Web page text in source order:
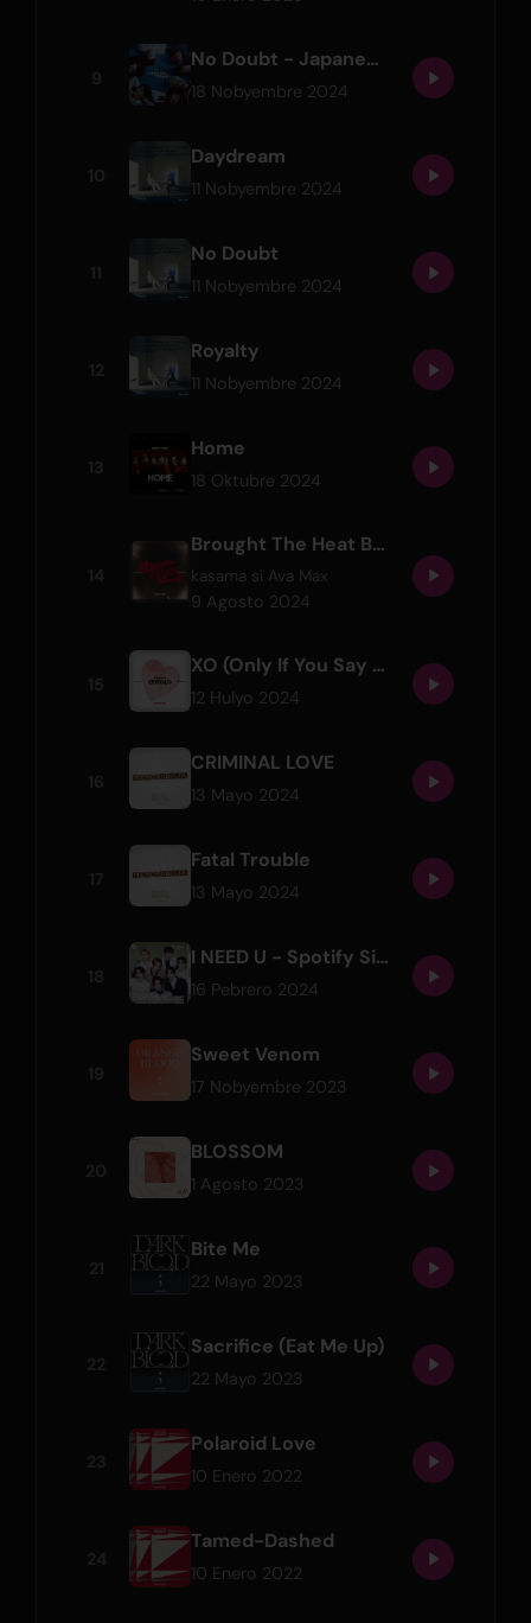
No Doubt - Japanese Ver. / Digital Only
18 Nobyembre 2024
Daydream
11 Nobyembre 2024
No Doubt
11 Nobyembre 2024
Royalty
11 Nobyembre 2024
Home
18 Oktubre 2024
Brought The Heat Back (Feat. Ava Max)
kasama si Ava Max
9 Agosto 2024
XO (Only If You Say Yes)
12 Hulyo 2024
CRIMINAL LOVE
13 Mayo 2024
Fatal Trouble
13 Mayo 2024
I NEED U - Spotify Singles
16 Pebrero 2024
Sweet Venom
17 Nobyembre 2023
BLOSSOM
1 Agosto 2023
Bite Me
22 Mayo 2023
Sacrifice (Eat Me Up)
22 Mayo 2023
Polaroid Love
10 Enero 2022
Tamed-Dashed
10 Enero 2022